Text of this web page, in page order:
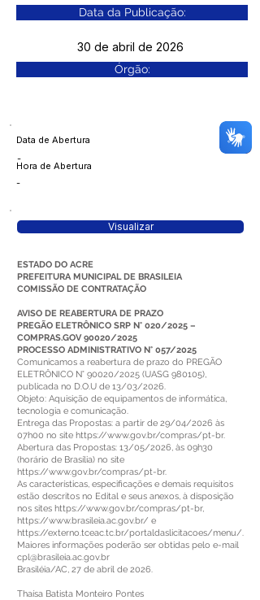
Data da Publicação:
30 de abril de 2026
Órgão:
Data de Abertura
-
Hora de Abertura
-
Visualizar
ESTADO DO ACRE
PREFEITURA MUNICIPAL DE BRASILEIA
COMISSÃO DE CONTRATAÇÃO
AVISO DE REABERTURA DE PRAZO
PREGÃO ELETRÔNICO SRP N° 020/2025 –
COMPRAS.GOV 90020/2025
PROCESSO ADMINISTRATIVO N° 057/2025
Comunicamos a reabertura de prazo do PREGÃO
ELETRÔNICO N° 90020/2025 (UASG 980105),
publicada no D.O.U de 13/03/2026.
Objeto: Aquisição de equipamentos de informática,
tecnologia e comunicação.
Entrega das Propostas: a partir de 29/04/2026 às
07h00 no site https://www.gov.br/compras/pt-br.
Abertura das Propostas: 13/05/2026, às 09h30
(horário de Brasília) no site
https://www.gov.br/compras/pt-br.
As características, especificações e demais requisitos
estão descritos no Edital e seus anexos, à disposição
nos sites https://www.gov.br/compras/pt-br,
https://www.brasileia.ac.gov.br/ e
https://externo.tceac.tc.br/portaldaslicitacoes/menu/.
Maiores informações poderão ser obtidas pelo e-mail
cpl@brasileia.ac.gov.br
Brasiléia/AC, 27 de abril de 2026.
Thaísa Batista Monteiro Pontes